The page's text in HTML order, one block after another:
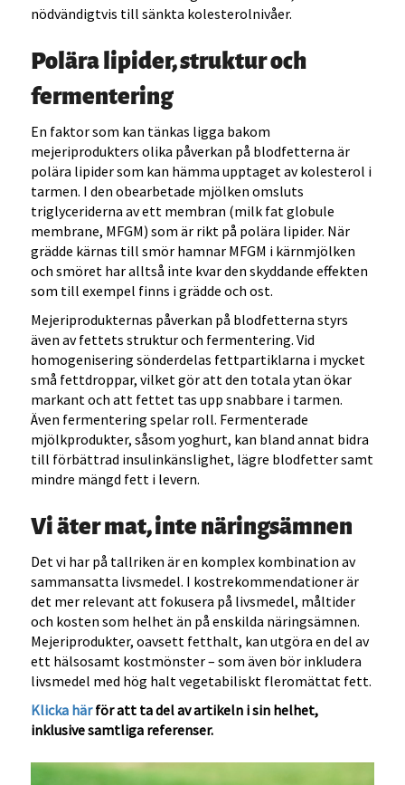
nödvändigtvis till sänkta kolesterolnivåer.
Polära lipider, struktur och
fermentering
En faktor som kan tänkas ligga bakom
mejeriprodukters olika påverkan på blodfetterna är
polära lipider som kan hämma upptaget av kolesterol i
tarmen. I den obearbetade mjölken omsluts
triglyceriderna av ett membran (milk fat globule
membrane, MFGM) som är rikt på polära lipider. När
grädde kärnas till smör hamnar MFGM i kärnmjölken
och smöret har alltså inte kvar den skyddande effekten
som till exempel finns i grädde och ost.
Mejeriprodukternas påverkan på blodfetterna styrs
även av fettets struktur och fermentering. Vid
homogenisering sönderdelas fettpartiklarna i mycket
små fettdroppar, vilket gör att den totala ytan ökar
markant och att fettet tas upp snabbare i tarmen.
Även fermentering spelar roll. Fermenterade
mjölkprodukter, såsom yoghurt, kan bland annat bidra
till förbättrad insulinkänslighet, lägre blodfetter samt
mindre mängd fett i levern.
Vi äter mat, inte näringsämnen
Det vi har på tallriken är en komplex kombination av
sammansatta livsmedel. I kostrekommendationer är
det mer relevant att fokusera på livsmedel, måltider
och kosten som helhet än på enskilda näringsämnen.
Mejeriprodukter, oavsett fetthalt, kan utgöra en del av
ett hälsosamt kostmönster – som även bör inkludera
livsmedel med hög halt vegetabiliskt fleromättat fett.
Klicka härför att ta del av artikeln i sin helhet,
inklusive samtliga referenser.